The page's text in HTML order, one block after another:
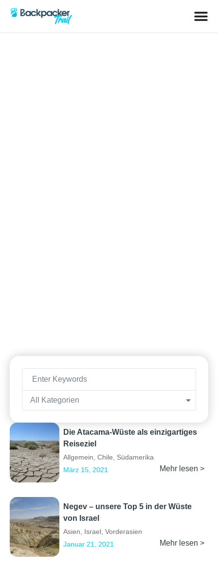
All Kategorien
Die Atacama-Wüste als einzigartiges
Reiseziel
Allgemein Chile
Südamerika
März 15, 2021
Mehr lesen >
Negev – unsere Top 5 in der Wüste
von Israel
Asien Israel Vorderasien
Januar 21, 2021
Mehr lesen >